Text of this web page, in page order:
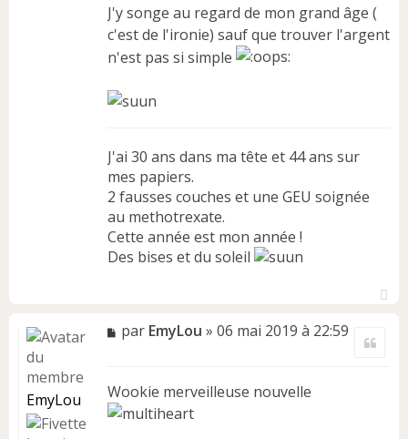
J'y songe au regard de mon grand âge (
c'est de l'ironie) sauf que trouver l'argent
n'est pas si simple
J'ai 30 ans dans ma tête et 44 ans sur
mes papiers.
2 fausses couches et une GEU soignée
au methotrexate.
Cette année est mon année !
Des bises et du soleil
EmyLou
M
e
s
a
g
par EmyLou » 06 mai 2019 à 22:59
Wookie merveilleuse nouvelle